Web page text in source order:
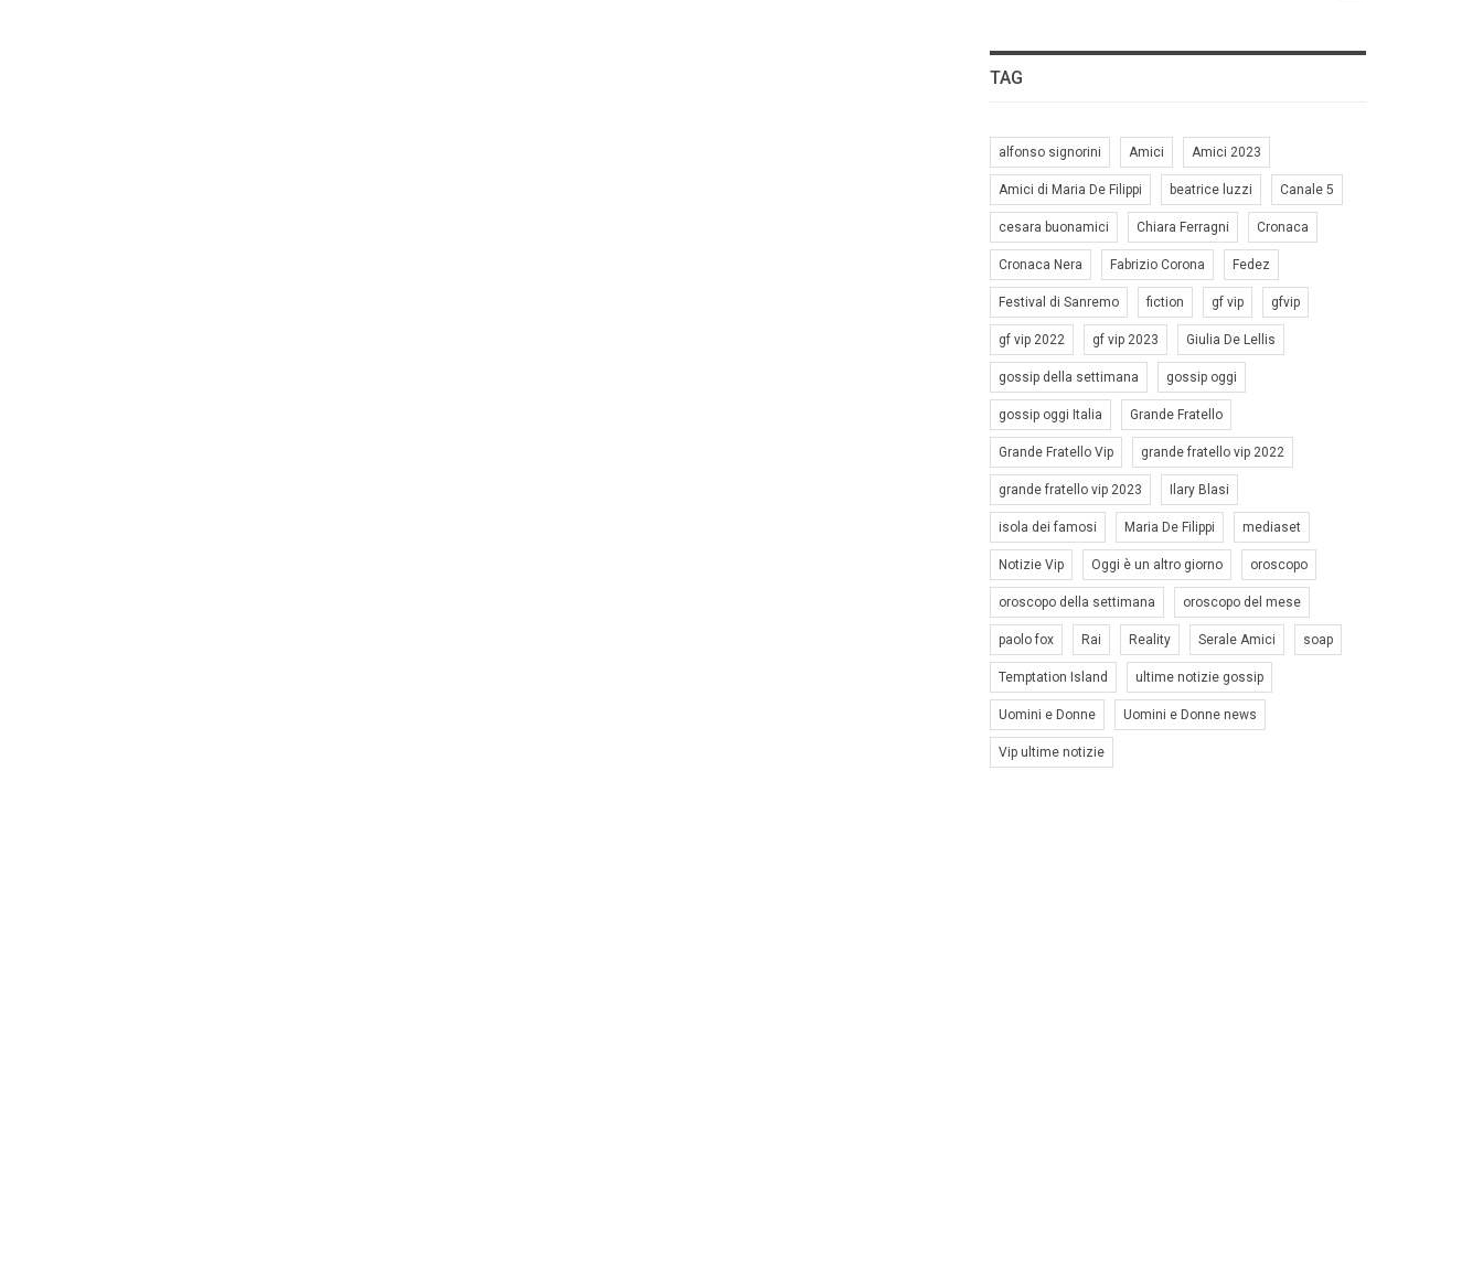
TAG
alfonso signorini Amici Amici 2023
Amici di Maria De Filippi beatrice luzzi Canale 5
cesara buonamici Chiara Ferragni Cronaca
Cronaca Nera Fabrizio Corona Fedez
Festival di Sanremo fiction gf vip gfvip
gf vip 2022 gf vip 2023 Giulia De Lellis
gossip della settimana gossip oggi
gossip oggi Italia Grande Fratello
Grande Fratello Vip grande fratello vip 2022
grande fratello vip 2023 Ilary Blasi
isola dei famosi Maria De Filippi mediaset
Notizie Vip Oggi è un altro giorno oroscopo
oroscopo della settimana oroscopo del mese
paolo fox Rai Reality Serale Amici soap
Temptation Island ultime notizie gossip
Uomini e Donne Uomini e Donne news
Vip ultime notizie